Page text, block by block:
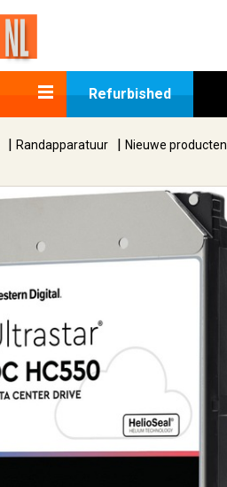
Refurbished
| Randapparatuur | Nieuwe producten